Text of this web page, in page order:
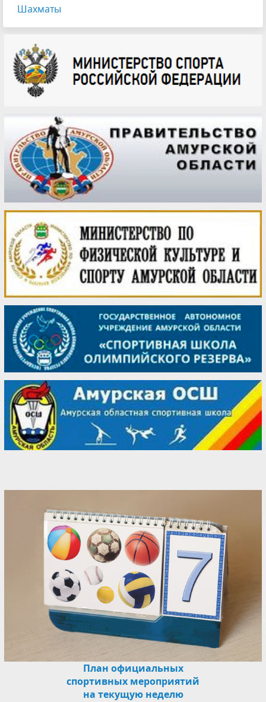
Шахматы
План официальных
спортивных мероприятий
на текущую неделю